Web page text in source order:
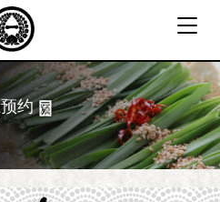
T
g
g
l
e
n
a
v
约